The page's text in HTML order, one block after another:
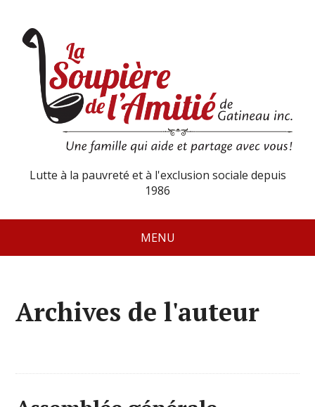
Lutte à la pauvreté et à l'exclusion sociale depuis
1986
MENU
Archives de l'auteur